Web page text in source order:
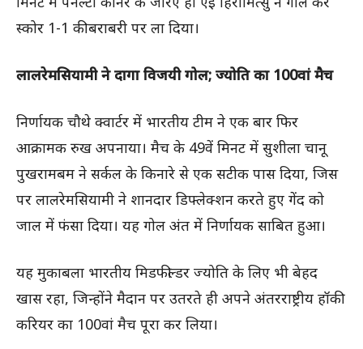
स्कोर 1-1 की बराबरी पर ला दिया।
लालरेमसियामी ने दागा विजयी गोल; ज्योति का 100वां मैच
निर्णायक चौथे क्वार्टर में भारतीय टीम ने एक बार फिर
आक्रामक रुख अपनाया। मैच के 49वें मिनट में सुशीला चानू
पुखरामबम ने सर्कल के किनारे से एक सटीक पास दिया, जिस
पर लालरेमसियामी ने शानदार डिफ्लेक्शन करते हुए गेंद को
जाल में फंसा दिया। यह गोल अंत में निर्णायक साबित हुआ।
यह मुकाबला भारतीय मिडफील्डर ज्योति के लिए भी बेहद
खास रहा, जिन्होंने मैदान पर उतरते ही अपने अंतरराष्ट्रीय हॉकी
करियर का 100वां मैच पूरा कर लिया।